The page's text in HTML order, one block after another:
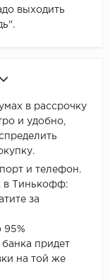
выходить
в рассрочку
и удобно,
и телефон.
в Тинькофф:
за
95%
придет
на той же